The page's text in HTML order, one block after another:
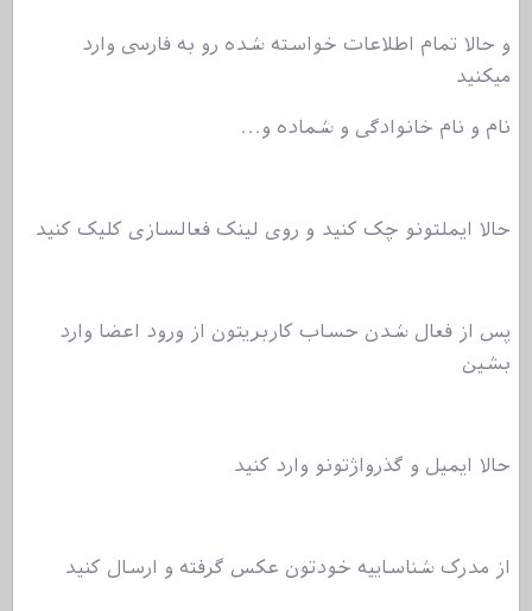
و حالا تمام اطلاعات خواسته شده رو به فارسی وارد
میکنید
نام و نام خانوادگی و شماده و...
حالا ایملتونو چک کنید و روی لینک فعالسازی کلیک کنید
پس از فعال شدن حساب کاربریتون از ورود اعضا وارد
بشین
حالا ایمیل و گذرواژتونو وارد کنید
از مدرک شناساییه خودتون عکس گرفته و ارسال کنید